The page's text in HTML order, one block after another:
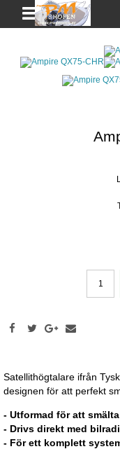
Satellithögtalare ifrån
designen för att perfekt
- Utformad för att
- Drivs direkt med
- För ett komplett